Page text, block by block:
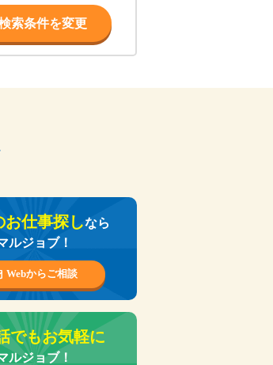
索条件を変更
お仕事探しなら
ルジョブ！
Webからご相談
でもお気軽に
ルジョブ！